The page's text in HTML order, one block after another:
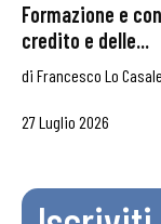
Formazione e
credito e delle...
di Francesco Lo Casale
27 Luglio 2026